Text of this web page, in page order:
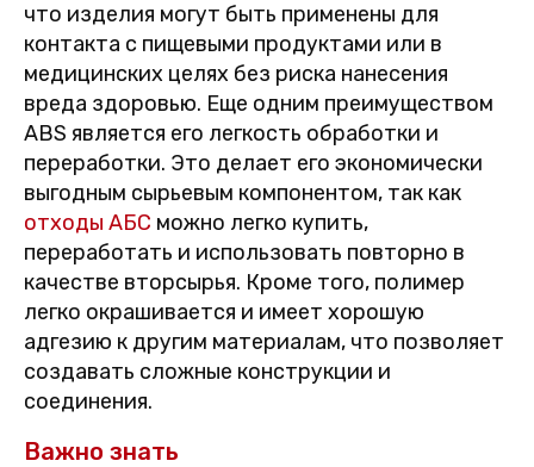
что изделия могут быть применены для
контакта с пищевыми продуктами или в
медицинских целях без риска нанесения
вреда здоровью. Еще одним преимуществом
ABS является его легкость обработки и
переработки. Это делает его экономически
выгодным сырьевым компонентом, так как
отходы АБС можно легко купить,
переработать и использовать повторно в
качестве вторсырья. Кроме того, полимер
легко окрашивается и имеет хорошую
адгезию к другим материалам, что позволяет
создавать сложные конструкции и
соединения.
Важно знать